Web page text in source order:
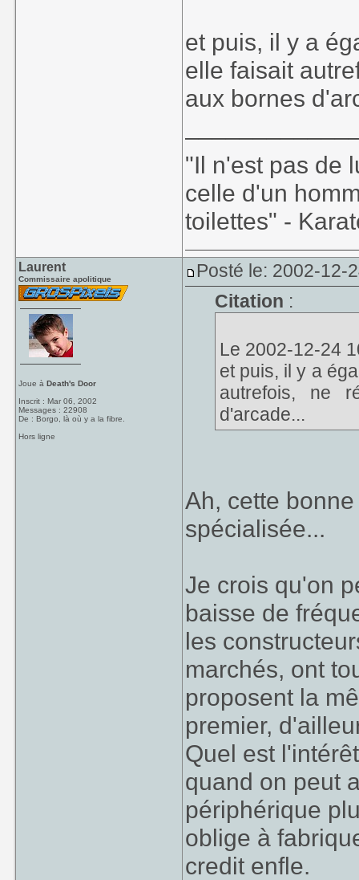
et puis, il y a
elle faisait
aux bornes
"Il n'est pas de
celle d'un
toilettes" -
Laurent
Commissaire apolitique
Joue àDeath's Door
Inscrit : Mar 06, 2002
Messages : 22908
De : Borgo, là où y a la fibre.
Hors ligne
Posté le: 2002-12-
Citation :
Le 2002-12-24
et puis, il y a
autrefois, ne
d'arcade...
Ah, cette
spécialisée...
Je crois qu'on
baisse de
les
marchés, ont
proposent la
premier,
Quel est
quand on peut
périphérique
oblige à
credit enfle.